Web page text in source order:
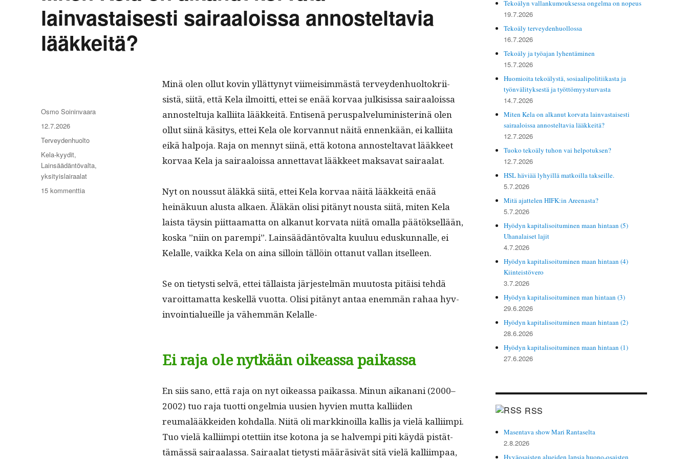
lainvastaisesti sairaaloissa annosteltavia
lääkkeitä?
Minä olen ollut kovin yllät­tynyt viimeisim­mästä ter­vey­den­huoltokri­i­
sistä, siitä, että Kela ilmoit­ti, ettei se enää kor­vaa julk­i­sis­sa sairaalois­sa
annos­tel­tu­ja kalli­ita lääkkeitä. Entisenä perus­palve­lu­min­is­ter­inä olen
ollut siinä käsi­tys, ettei Kela ole kor­van­nut näitä ennenkään, ei kalli­ita
eikä halpo­ja. Raja on men­nyt siinä, että kotona annos­telta­vat lääk­keet
kor­vaa Kela ja sairaalois­sa annet­ta­vat lääk­keet mak­sa­vat sairaalat.
Nyt on nous­sut äläkkä siitä, ettei Kela kor­vaa näitä lääkkeitä enää
heinäku­un alus­ta alka­en. Äläkän olisi pitänyt nous­ta siitä, miten Kela
laista täysin piit­taa­mat­ta on alka­nut kor­va­ta niitä oma­l­la päätök­sel­lään,
kos­ka ”niin on parem­pi”. Lain­säädän­tö­val­ta kuu­luu eduskun­nalle, ei
Kelalle, vaik­ka Kela on aina sil­loin täl­löin ottanut val­lan itselleen.
Se on tietysti selvä, ettei täl­laista jär­jestelmän muu­tos­ta pitäisi tehdä
varoit­ta­mat­ta keskel­lä vuot­ta. Olisi pitänyt antaa enem­män rahaa hyv­
in­voin­tialueille ja vähem­män Kelalle-
Ei raja ole nytkään oikeassa paikassa
En siis sano, että raja on nyt oike­as­sa paikas­sa. Min­un aikanani (2000–
2002) tuo raja tuot­ti ongelmia uusien hyvien mut­ta kalli­iden
reumalääkkei­den kohdal­la. Niitä oli markki­noil­la kallis ja vielä kalli­impi.
Tuo vielä kalli­impi otet­ti­in itse kotona ja se halvem­pi piti käy­dä pistät­
tämässä sairaalas­sa. Sairaalat tietysti määrä­sivät sitä vielä kalli­im­paa,
Kirjoittaja
Osmo Soininvaara
Julkaistu
12.7.2026
Kategoriat
Terveydenhuolto
Avainsanat
Kela-kyydit,
Lainsäädäntövalta,
yksityislairaalat
15 kommenttiaartikkeliin
Tekoälyn vallankumouksessa ongelma on nopeus
19.7.2026
Tekoäly terveydenhuollossa
16.7.2026
Tekoäly ja työajan lyhentäminen
15.7.2026
Huomioita tekoälystä, sosiaalipolitiikasta ja
työnvälityksestä ja työttömyysturvasta
14.7.2026
Miten Kela on alkanut korvata lainvastaisesti
sairaaloissa annosteltavia lääkkeitä?
12.7.2026
Tuoko tekoäly tuhon vai helpotuksen?
12.7.2026
HSL häviää lyhyillä matkoilla takseille.
5.7.2026
Mitä ajattelen HIFK:in Areenasta?
5.7.2026
Hyödyn kapitalisoituminen maan hintaan (5)
Uhanalaiset lajit
4.7.2026
Hyödyn kapitalisoituminen maan hintaan (4)
Kiinteistövero
3.7.2026
Hyödyn kapitalisoituminen man hintaan (3)
29.6.2026
Hyödyn kapitalisoituminen maan hintaan (2)
28.6.2026
Hyödyn kapitalisoituminen maan hintaan (1)
27.6.2026
RSS
Masentava show Mari Rantaselta
2.8.2026
Hyväosaisten alueiden lapsia huono-osaisten